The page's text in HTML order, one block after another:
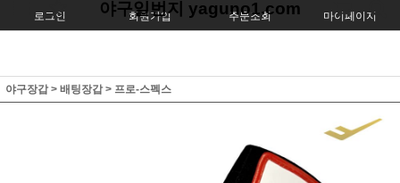
로그인 회원가입 주문조회 마이페이지
야구일번지 yaguno1.com
야구장갑 > 배팅장갑 > 프로-스펙스